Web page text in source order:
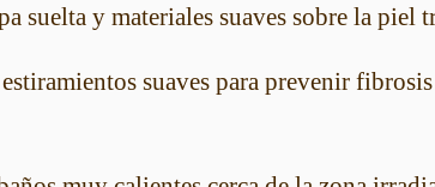
suelta y materiales suaves sobre la piel
suaves para prevenir